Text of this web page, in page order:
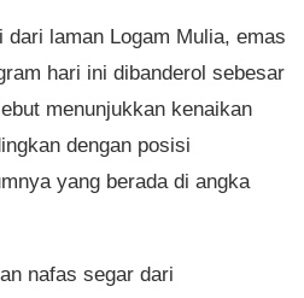
dari laman Logam Mulia, emas
hari ini dibanderol sebesar
menunjukkan kenaikan
dengan posisi
yang berada di angka
nafas segar dari